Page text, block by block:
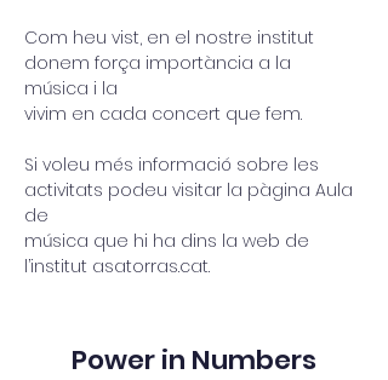
Com heu vist, en el nostre institut
donem força importància a la
música i la
vivim en cada concert que fem.
Si voleu més informació sobre les
activitats podeu visitar la pàgina Aula
de
música que hi ha dins la web de
l’institut asatorras.cat.
Power in Numbers